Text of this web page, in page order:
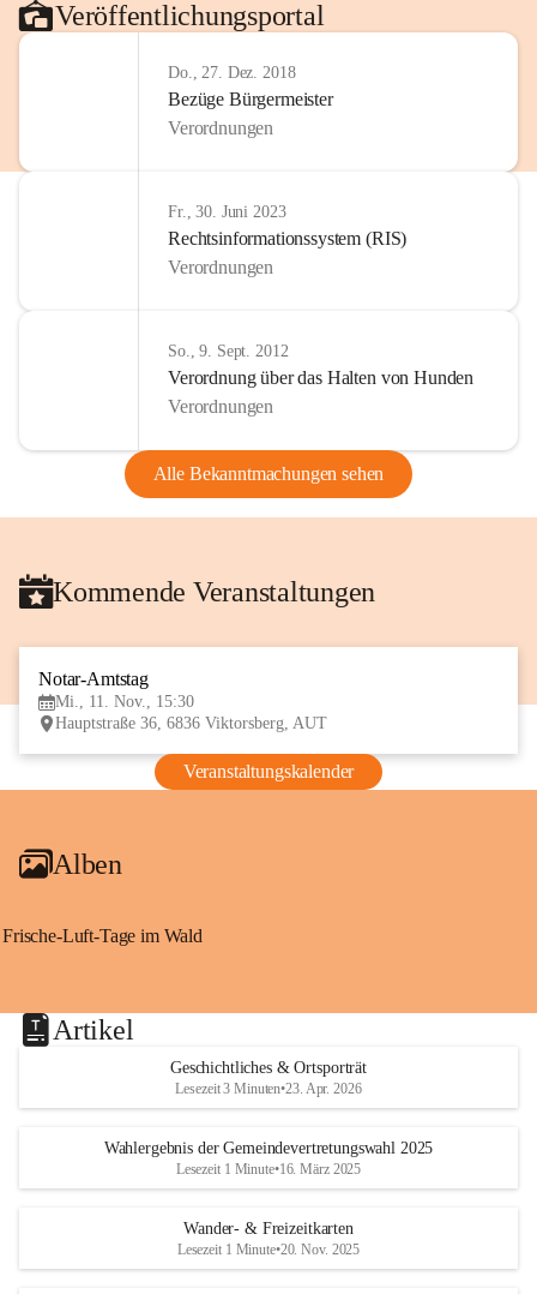
Veröffentlichungsportal
Do., 27. Dez. 2018
Bezüge Bürgermeister
Verordnungen
Fr., 30. Juni 2023
Rechtsinformationssystem (RIS)
Verordnungen
So., 9. Sept. 2012
Verordnung über das Halten von Hunden
Verordnungen
Alle Bekanntmachungen sehen
Kommende Veranstaltungen
Notar-Amtstag
Mi., 11. Nov., 15:30
Hauptstraße 36, 6836 Viktorsberg, AUT
Veranstaltungskalender
Alben
Frische-Luft-Tage im Wald
Artikel
Geschichtliches & Ortsporträt
Lesezeit 3 Minuten•23. Apr. 2026
Wahlergebnis der Gemeindevertretungswahl 2025
Lesezeit 1 Minute•16. März 2025
Wander- & Freizeitkarten
Lesezeit 1 Minute•20. Nov. 2025